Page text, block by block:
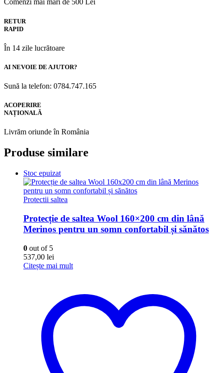
Comenzi mai mari de 500 Lei
RETUR
RAPID
În 14 zile lucrătoare
AI NEVOIE DE AJUTOR?
Sună la telefon: 0784.747.165
ACOPERIRE
NAȚIONALĂ
Livrăm oriunde în România
Produse similare
Stoc epuizat
Protectii saltea
Protecție de saltea Wool 160×200 cm din lână
Merinos pentru un somn confortabil și sănătos
0 out of 5
537,00 lei
Citește mai mult